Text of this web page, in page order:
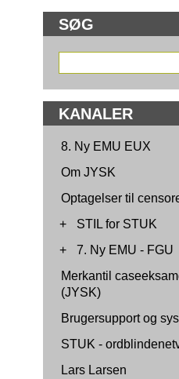
SØG
KANALER
8. Ny EMU EUX
Om JYSK
Optagelser til
+
STIL for STUK
+
7. Ny EMU - FGU
Merkantil
(JYSK)
Brugersupport og
STUK -
Lars Larsen